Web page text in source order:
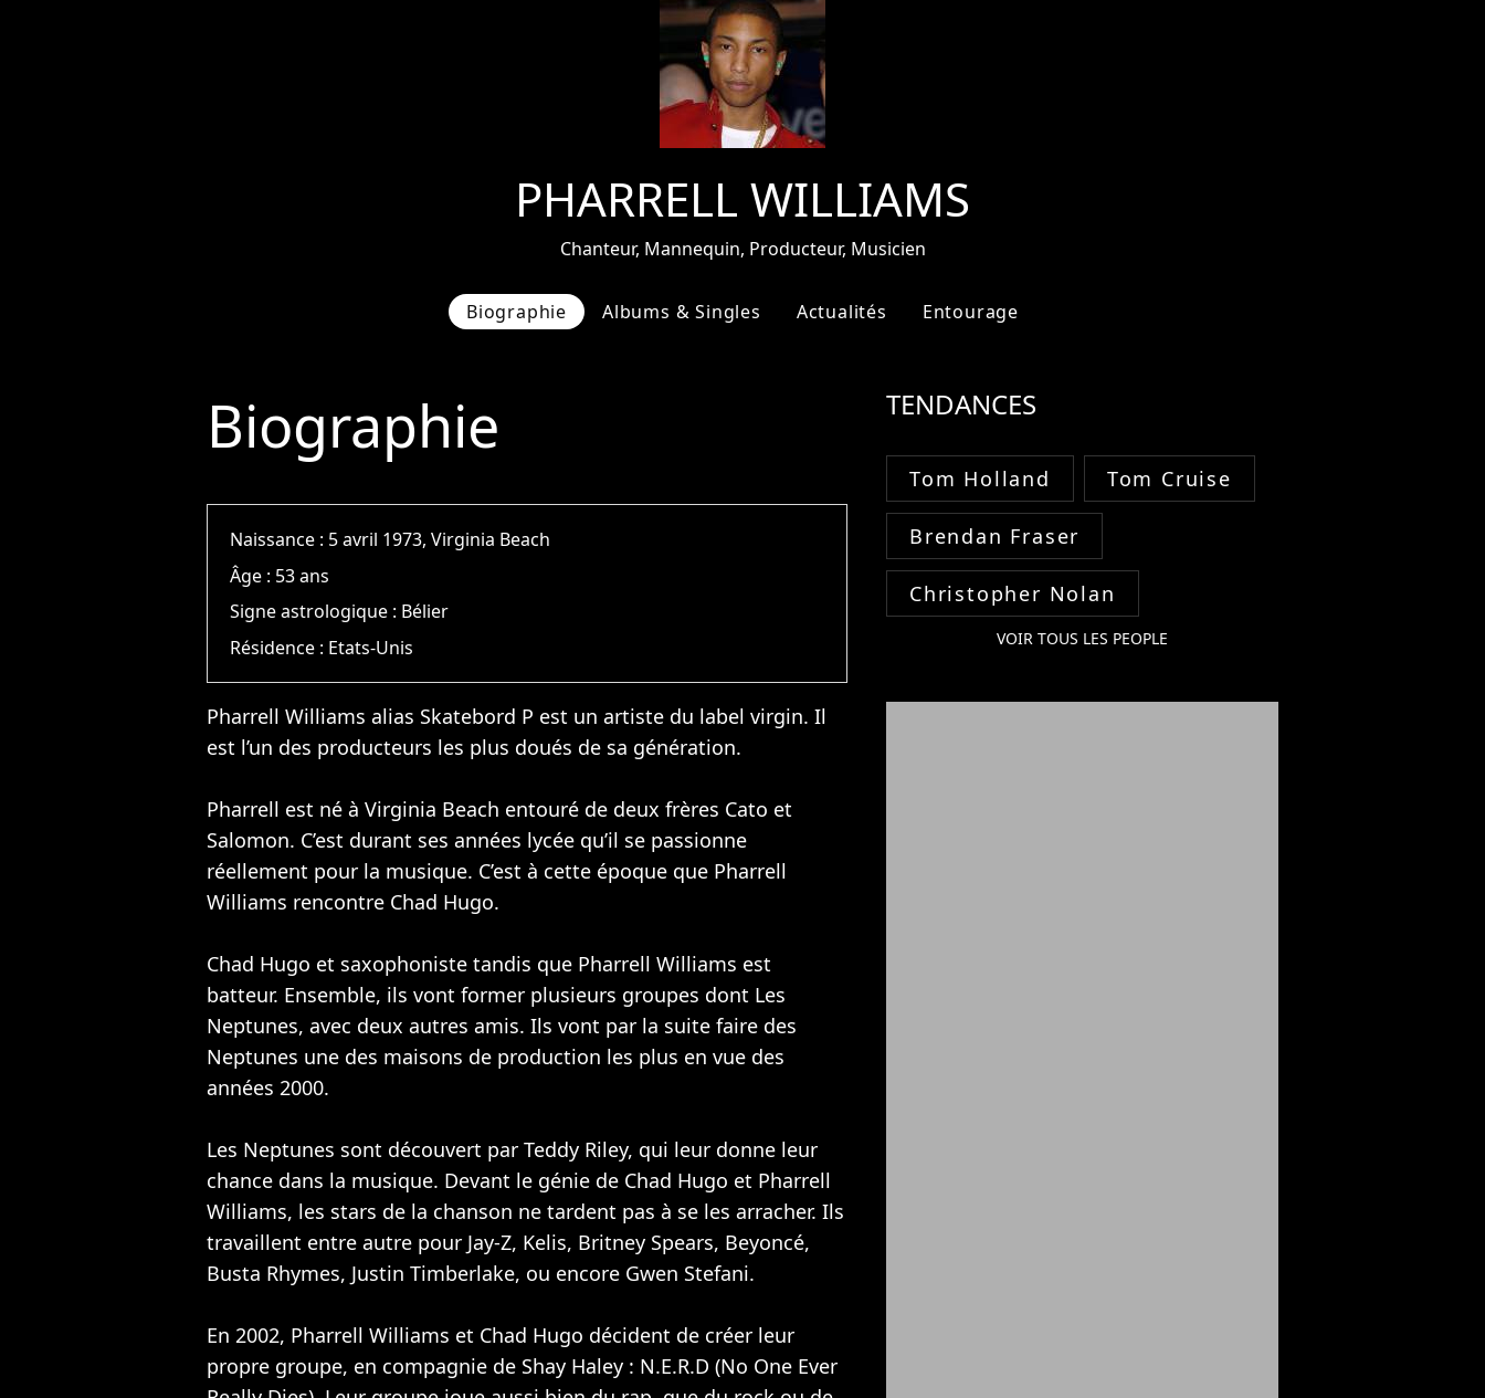
PHARRELL WILLIAMS
Chanteur, Mannequin, Producteur, Musicien
Biographie Albums & Singles Actualités Entourage
Biographie
Naissance : 5 avril 1973, Virginia Beach
Âge : 53 ans
Signe astrologique : Bélier
Résidence : Etats-Unis
Pharrell Williams alias Skatebord P est un artiste du label virgin. Il
est l’un des producteurs les plus doués de sa génération.
Pharrell est né à Virginia Beach entouré de deux frères Cato et
Salomon. C’est durant ses années lycée qu’il se passionne
réellement pour la musique. C’est à cette époque que Pharrell
Williams rencontre Chad Hugo.
Chad Hugo et saxophoniste tandis que Pharrell Williams est
batteur. Ensemble, ils vont former plusieurs groupes dont Les
Neptunes, avec deux autres amis. Ils vont par la suite faire des
Neptunes une des maisons de production les plus en vue des
années 2000.
Les Neptunes sont découvert par Teddy Riley, qui leur donne leur
chance dans la musique. Devant le génie de Chad Hugo et Pharrell
Williams, les stars de la chanson ne tardent pas à se les arracher. Ils
travaillent entre autre pour Jay-Z, Kelis, Britney Spears, Beyoncé,
Busta Rhymes, Justin Timberlake, ou encore Gwen Stefani.
En 2002, Pharrell Williams et Chad Hugo décident de créer leur
propre groupe, en compagnie de Shay Haley : N.E.R.D (No One Ever
TENDANCES
Tom Holland Tom Cruise
Brendan Fraser
Christopher Nolan
VOIR TOUS LES PEOPLE